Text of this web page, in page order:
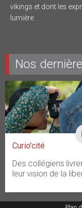
vikings et dont les
lumière.
Nos
Curio'cité
Des collégiens
leur vision de la